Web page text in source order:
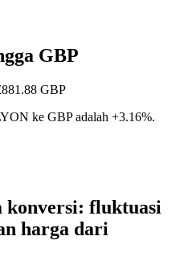
GBP
GBP
ke GBP adalah +3.16%.
konversi: fluktuasi
harga dari